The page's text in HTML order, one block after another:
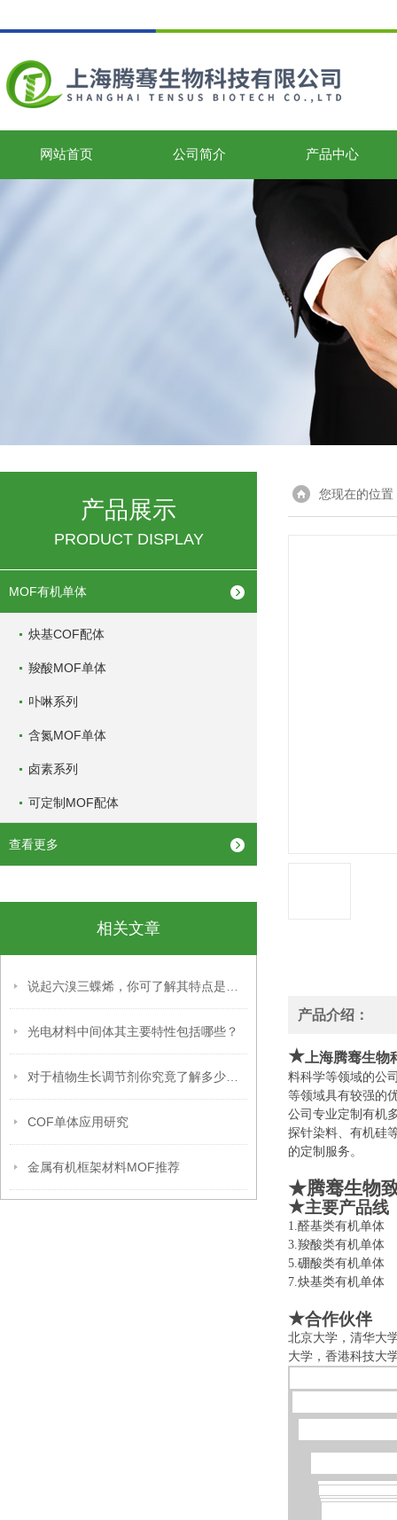
网站首页 公司简介 产品中心
产品展示
PRODUCT DISPLAY
MOF有机单体
炔基COF配体
羧酸MOF单体
卟啉系列
含氮MOF单体
卤素系列
可定制MOF配体
查看更多
相关文章
光电材料中间体其主要特性包括哪些？
COF单体应用研究
金属有机框架材料MOF推荐
您现在的位置
产品介绍：
★ 上海腾骞生
料科学等领域的公
等领域具有较强的
公司专业定制有机
探针染料、有机硅
的定制服务。
★腾骞生物
★主要产品线
1.醛基类有
3.羧酸类有
5.硼酸类有机
7.炔基类有机
★合作伙伴
北京大学，清华大
大学，香港科技大